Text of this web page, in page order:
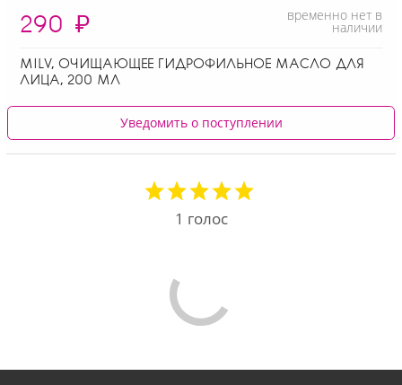
290 ₽ временно нет в
наличии
MILV, ОЧИЩАЮЩЕЕ ГИДРОФИЛЬНОЕ МАСЛО ДЛЯ
ЛИЦА, 200 МЛ
Уведомить о поступлении
1 голос